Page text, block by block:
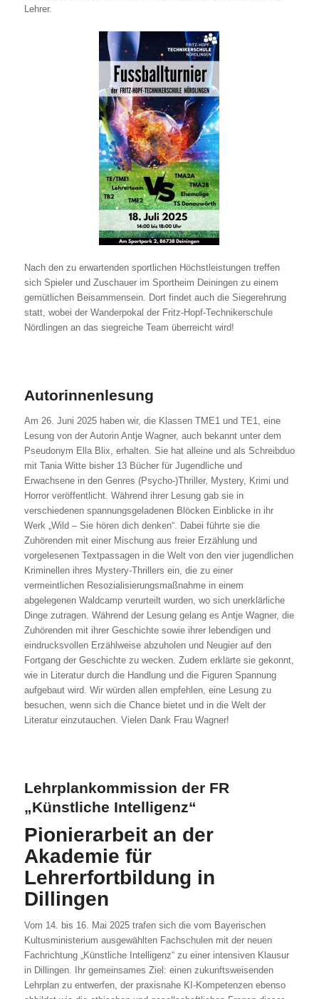
Lehrer.
Nach den zu erwartenden sportlichen Höchstleistungen treffen
sich Spieler und Zuschauer im Sportheim Deiningen zu einem
gemütlichen Beisammensein. Dort findet auch die Siegerehrung
statt, wobei der Wanderpokal der Fritz-Hopf-Technikerschule
Nördlingen an das siegreiche Team überreicht wird!
Autorinnenlesung
Am 26. Juni 2025 haben wir, die Klassen TME1 und TE1, eine
Lesung von der Autorin Antje Wagner, auch bekannt unter dem
Pseudonym Ella Blix, erhalten. Sie hat alleine und als Schreibduo
mit Tania Witte bisher 13 Bücher für Jugendliche und
Erwachsene in den Genres (Psycho-)Thriller, Mystery, Krimi und
Horror veröffentlicht. Während ihrer Lesung gab sie in
verschiedenen spannungsgeladenen Blöcken Einblicke in ihr
Werk „Wild – Sie hören dich denken“. Dabei führte sie die
Zuhörenden mit einer Mischung aus freier Erzählung und
vorgelesenen Textpassagen in die Welt von den vier jugendlichen
Kriminellen ihres Mystery-Thrillers ein, die zu einer
vermeintlichen Resozialisierungsmaßnahme in einem
abgelegenen Waldcamp verurteilt wurden, wo sich unerklärliche
Dinge zutragen. Während der Lesung gelang es Antje Wagner, die
Zuhörenden mit ihrer Geschichte sowie ihrer lebendigen und
eindrucksvollen Erzählweise abzuholen und Neugier auf den
Fortgang der Geschichte zu wecken. Zudem erklärte sie gekonnt,
wie in Literatur durch die Handlung und die Figuren Spannung
aufgebaut wird. Wir würden allen empfehlen, eine Lesung zu
besuchen, wenn sich die Chance bietet und in die Welt der
Literatur einzutauchen. Vielen Dank Frau Wagner!
Lehrplankommission der FR
„Künstliche Intelligenz“
Pionierarbeit an der
Akademie für
Lehrerfortbildung in
Dillingen
Vom 14. bis 16. Mai 2025 trafen sich die vom Bayerischen
Kultusministerium ausgewählten Fachschulen mit der neuen
Fachrichtung „Künstliche Intelligenz“ zu einer intensiven Klausur
in Dillingen. Ihr gemeinsames Ziel: einen zukunftsweisenden
Lehrplan zu entwerfen, der praxisnahe KI-Kompetenzen ebenso